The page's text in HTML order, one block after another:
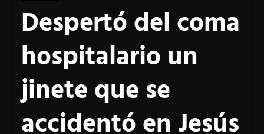
Despertó del coma
hospitalario un
jinete que se
accidentó en Jesús